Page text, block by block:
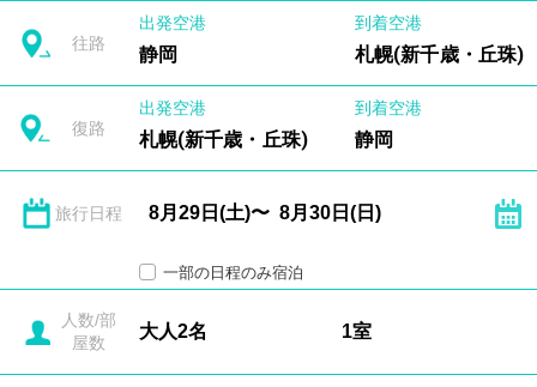
往路
出発空港
静岡
到着空港
札幌(新千歳・丘珠)
復路
出発空港
札幌(新千歳・丘珠)
到着空港
静岡
旅行日程
一部の日程のみ宿泊
人数/部
屋数